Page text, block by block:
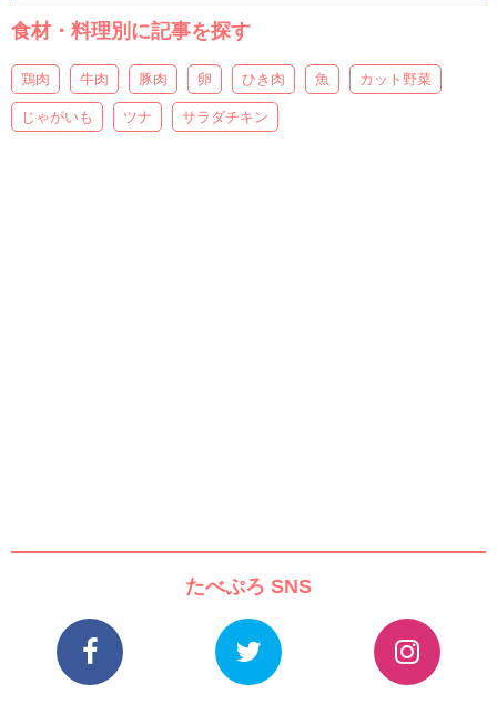
食材・料理別に記事を探す
鶏肉 牛肉 豚肉 卵 ひき肉 魚 カット野菜
じゃがいも ツナ サラダチキン
たべぷろ SNS